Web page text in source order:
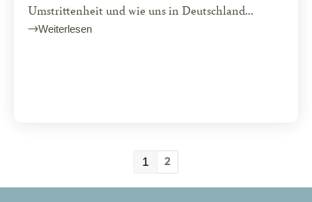
Umstrittenheit und wie uns in Deutschland...
Weiterlesen
1 2